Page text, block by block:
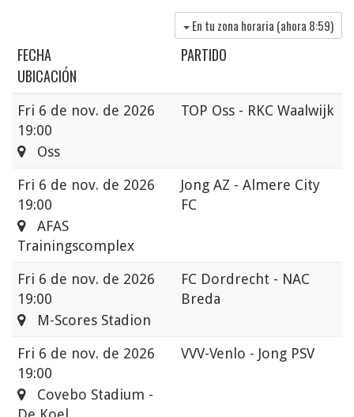
En tu zona horaria (ahora 8:59)
FECHA
PARTIDO
UBICACIÓN
Fri 6 de nov. de 2026
19:00
TOP Oss - RKC Waalwijk
Oss
Fri 6 de nov. de 2026
19:00
Jong AZ - Almere City
FC
AFAS
Trainingscomplex
Fri 6 de nov. de 2026
19:00
FC Dordrecht - NAC
Breda
M-Scores Stadion
Fri 6 de nov. de 2026
19:00
VVV-Venlo - Jong PSV
Covebo Stadium -